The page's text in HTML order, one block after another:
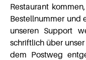
Restaurant
Bestellnummer und
unseren Support
schriftlich über
dem Postweg